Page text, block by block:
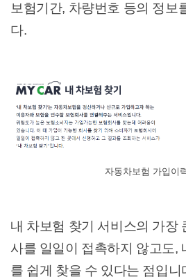
보험기간, 차량번호 등의 정보
다.
자동차보험 가입이
내 차보험 찾기 서비스의 가장
사를 일일이 접촉하지 않고도,
를 쉽게 찾을 수 있다는 점입니